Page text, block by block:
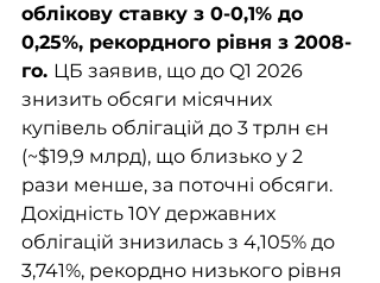
облікову ставку з 0-0,1% до
0,25%, рекордного рівня з 2008-
го. ЦБ заявив, що до Q1 2026
знизить обсяги місячних
купівель облігацій до 3 трлн єн
(~$19,9 млрд), що близько у 2
рази менше, за поточні обсяги.
Дохідність 10Y державних
облігацій знизилась з 4,105% до
3,741%, рекордно низького рівня